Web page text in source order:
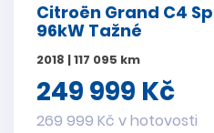
Citroën Grand C4
96kW Tažné
2018 | 117 095 km
249 999 Kč
269 999 Kč v hotovosti